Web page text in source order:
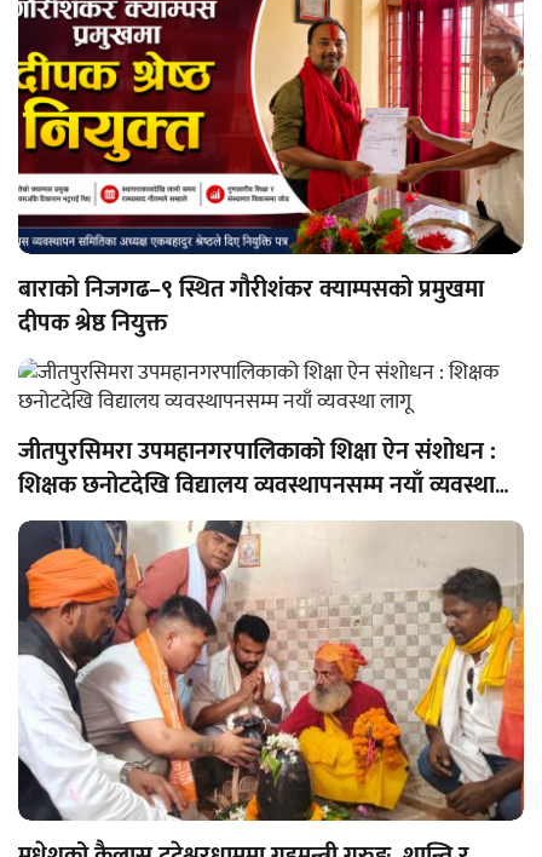
बाराको निजगढ–९ स्थित गौरीशंकर क्याम्पसको प्रमुखमा
दीपक श्रेष्ठ नियुक्त
जीतपुरसिमरा उपमहानगरपालिकाको शिक्षा ऐन संशोधन :
शिक्षक छनोटदेखि विद्यालय व्यवस्थापनसम्म नयाँ व्यवस्था
लागू